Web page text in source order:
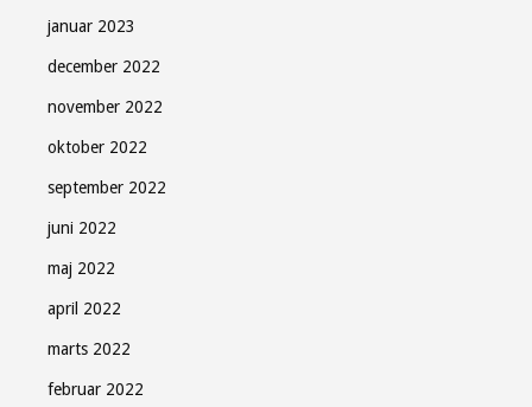
januar 2023
december 2022
november 2022
oktober 2022
september 2022
juni 2022
maj 2022
april 2022
marts 2022
februar 2022